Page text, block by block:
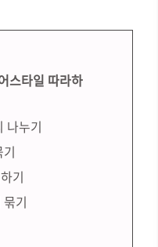
스타일 따라하
나누기
기
기